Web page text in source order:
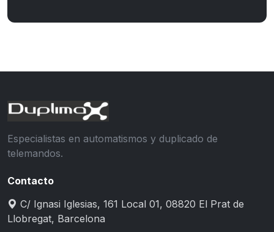
Especialistas en automatismos y duplicado de
telemandos.
Contacto
C/ Ignasi Iglesias, 161 Local 01, 08820 El Prat de
Llobregat, Barcelona